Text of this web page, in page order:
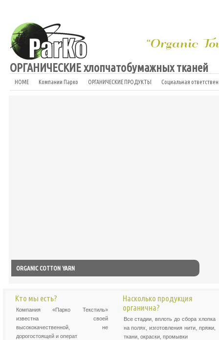
ОРГАНИЧЕСКИЕ хлопчатобумажных тканей
HOME Компании Парко ОРГАНИЧЕСКИЕ ПРОДУКТЫ Социальная
ORGANIC COTTON YARN
Кто мы есть?
Компания «Парко Текстиль»
известна своей
высококачественной, не
дорогостоящей и операт
Насколько продукция
органична?
Все стадии, вплоть до сбора хлопка
на полях, изготовления нити, пряжи,
ткани, окраски, промывки